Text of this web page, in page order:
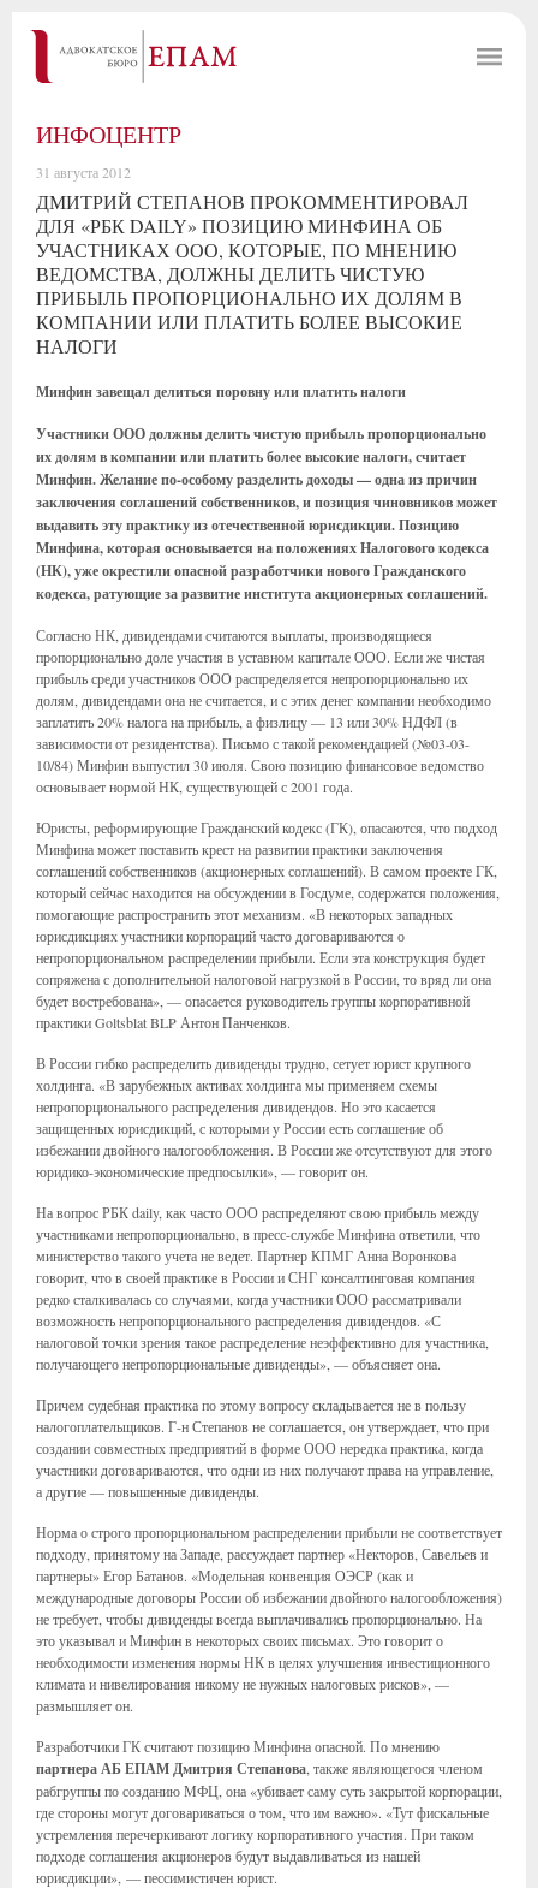
ИНФОЦЕНТР
31 августа 2012
ДМИТРИЙ СТЕПАНОВ ПРОКОММЕНТИРОВАЛ
ДЛЯ «РБК DAILY» ПОЗИЦИЮ МИНФИНА ОБ
УЧАСТНИКАХ ООО, КОТОРЫЕ, ПО МНЕНИЮ
ВЕДОМСТВА, ДОЛЖНЫ ДЕЛИТЬ ЧИСТУЮ
ПРИБЫЛЬ ПРОПОРЦИОНАЛЬНО ИХ ДОЛЯМ В
КОМПАНИИ ИЛИ ПЛАТИТЬ БОЛЕЕ ВЫСОКИЕ
НАЛОГИ
Минфин завещал делиться поровну или платить налоги
Участники ООО должны делить чистую прибыль пропорционально
их долям в компании или платить более высокие налоги, считает
Минфин. Желание по-особому разделить доходы — одна из причин
заключения соглашений собственников, и позиция чиновников может
выдавить эту практику из отечественной юрисдикции. Позицию
Минфина, которая основывается на положениях Налогового кодекса
(НК), уже окрестили опасной разработчики нового Гражданского
кодекса, ратующие за развитие института акционерных соглашений.
Согласно НК, дивидендами считаются выплаты, производящиеся
пропорционально доле участия в уставном капитале ООО. Если же чистая
прибыль среди участников ООО распределяется непропорционально их
долям, дивидендами она не считается, и с этих денег компании необходимо
заплатить 20% налога на прибыль, а физлицу — 13 или 30% НДФЛ (в
зависимости от резидентства). Письмо с такой рекомендацией (№03-03-
10/84) Минфин выпустил 30 июля. Свою позицию финансовое ведомство
основывает нормой НК, существующей с 2001 года.
Юристы, реформирующие Гражданский кодекс (ГК), опасаются, что подход
Минфина может поставить крест на развитии практики заключения
соглашений собственников (акционерных соглашений). В самом проекте ГК,
который сейчас находится на обсуждении в Госдуме, содержатся положения,
помогающие распространить этот механизм. «В некоторых западных
юрисдикциях участники корпораций часто договариваются о
непропорциональном распределении прибыли. Если эта конструкция будет
сопряжена с дополнительной налоговой нагрузкой в России, то вряд ли она
будет востребована», — опасается руководитель группы корпоративной
практики Goltsblat BLP Антон Панченков.
В России гибко распределить дивиденды трудно, сетует юрист крупного
холдинга. «В зарубежных активах холдинга мы применяем схемы
непропорционального распределения дивидендов. Но это касается
защищенных юрисдикций, с которыми у России есть соглашение об
избежании двойного налогообложения. В России же отсутствуют для этого
юридико-экономические предпосылки», — говорит он.
На вопрос РБК daily, как часто ООО распределяют свою прибыль между
участниками непропорционально, в пресс-службе Минфина ответили, что
министерство такого учета не ведет. Партнер КПМГ Анна Воронкова
говорит, что в своей практике в России и СНГ консалтинговая компания
редко сталкивалась со случаями, когда участники ООО рассматривали
возможность непропорционального распределения дивидендов. «С
налоговой точки зрения такое распределение неэффективно для участника,
получающего непропорциональные дивиденды», — объясняет она.
Причем судебная практика по этому вопросу складывается не в пользу
налогоплательщиков. Г-н Степанов не соглашается, он утверждает, что при
создании совместных предприятий в форме ООО нередка практика, когда
участники договариваются, что одни из них получают права на управление,
а другие — повышенные дивиденды.
Норма о строго пропорциональном распределении прибыли не соответствует
подходу, принятому на Западе, рассуждает партнер «Некторов, Савельев и
партнеры» Егор Батанов. «Модельная конвенция ОЭСР (как и
международные договоры России об избежании двойного налогообложения)
не требует, чтобы дивиденды всегда выплачивались пропорционально. На
это указывал и Минфин в некоторых своих письмах. Это говорит о
необходимости изменения нормы НК в целях улучшения инвестиционного
климата и нивелирования никому не нужных налоговых рисков», —
размышляет он.
Разработчики ГК считают позицию Минфина опасной. По мнению
партнера АБ ЕПАМ Дмитрия Степанова , также являющегося членом
рабгруппы по созданию МФЦ, она «убивает саму суть закрытой корпорации,
где стороны могут договариваться о том, что им важно». «Тут фискальные
устремления перечеркивают логику корпоративного участия. При таком
подходе соглашения акционеров будут выдавливаться из нашей
юрисдикции», — пессимистичен юрист.